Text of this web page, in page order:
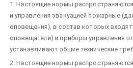
1. Настоящие нормы
и управления эвакуацией пожарные
оповещения), в состав которых
оповещатели) и приборы управления
устанавливают общие технические
2. Настоящие нормы